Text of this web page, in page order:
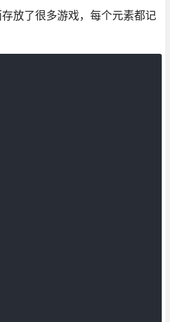
放了很多游戏，每个元素都记